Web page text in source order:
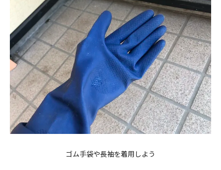
ゴム手袋や長袖を着用しよう